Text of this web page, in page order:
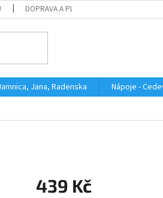
DOPRAVA A PLATBA
Jana, Radenska Nápoje -
439 Kč